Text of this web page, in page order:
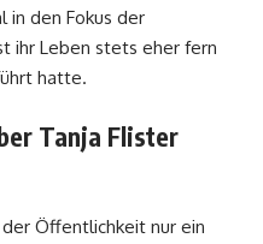
in den Fokus der
ihr Leben stets eher fern
hatte.
Tanja Flister
Öffentlichkeit nur ein